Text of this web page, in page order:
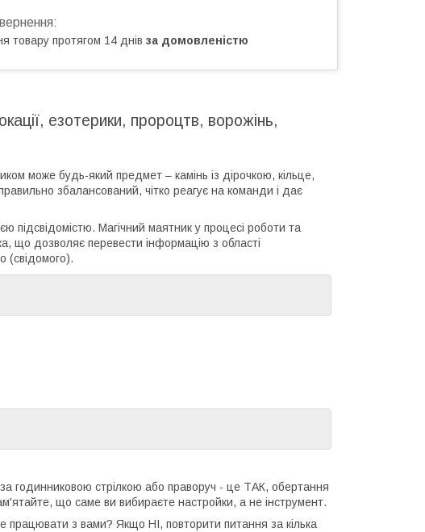
товару протягом 14 днів за домовленістю
езотерики, пророцтв, ворожінь,
може будь-який предмет – камінь із дірочкою, кільце,
збалансований, чітко реагує на команди і дає
підсвідомістю. Магічний маятник у процесі роботи та
що дозволяє перевести інформацію з області
(свідомого).
годинниковою стрілкою або праворуч - це ТАК, обертання
що саме ви вибираєте настройки, а не інструмент.
з вами? Якщо НІ, повторити питання за кілька